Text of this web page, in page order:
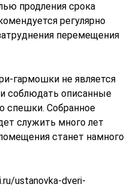
продления срока
регулярно
перемещения
гармошки не является
соблюдать описанные
спешки. Собранное
служить много лет
станет намного
ustanovka-dveri-